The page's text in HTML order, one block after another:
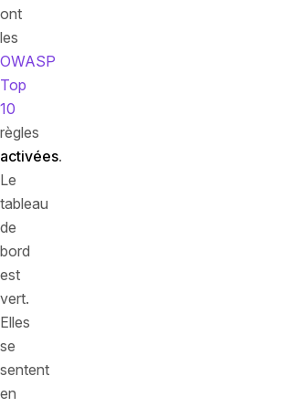
ont
les
OWASP
Top
10
règles
activées.
Le
tableau
de
bord
est
vert.
Elles
se
sentent
en